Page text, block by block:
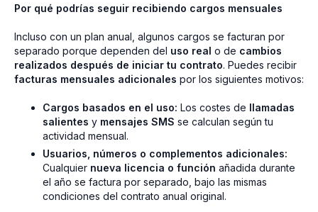
Por qué podrías seguir recibiendo cargos mensuales
Incluso con un plan anual, algunos cargos se facturan por
separado porque dependen del uso real o de cambios
realizados después de iniciar tu contrato. Puedes recibir
facturas mensuales adicionales por los siguientes motivos:
Cargos basados en el uso: Los costes de llamadas
salientes y mensajes SMS se calculan según tu
actividad mensual.
Usuarios, números o complementos adicionales:
Cualquier nueva licencia o función añadida durante
el año se factura por separado, bajo las mismas
condiciones del contrato anual original.